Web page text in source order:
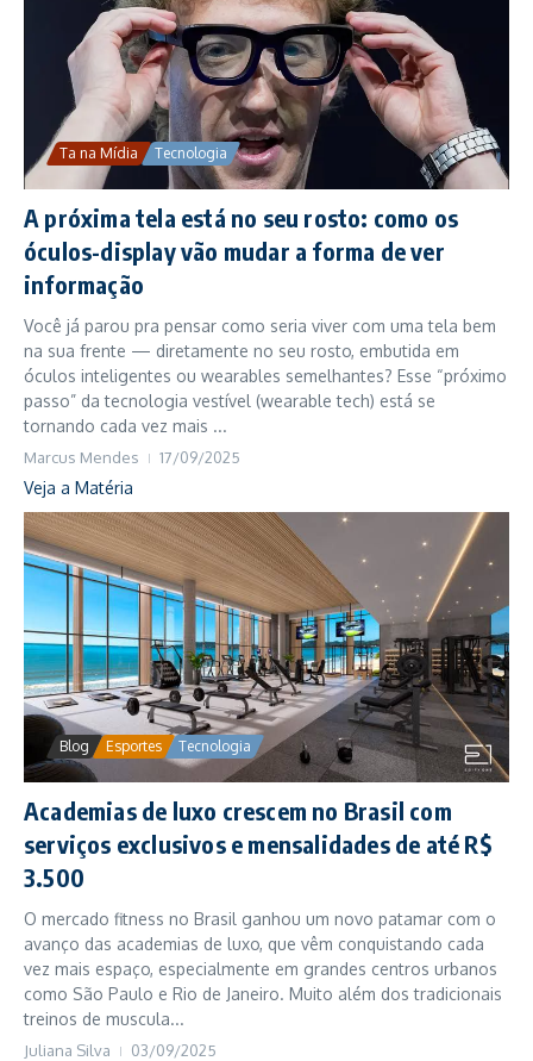
Ta na Mídia Tecnologia
A próxima tela está no seu rosto: como os
óculos-display vão mudar a forma de ver
informação
Você já parou pra pensar como seria viver com uma tela bem
na sua frente — diretamente no seu rosto, embutida em
óculos inteligentes ou wearables semelhantes? Esse “próximo
passo” da tecnologia vestível (wearable tech) está se
tornando cada vez mais ...
Marcus Mendes 17/09/2025
Veja a Matéria
Blog Esportes Tecnologia
Academias de luxo crescem no Brasil com
serviços exclusivos e mensalidades de até R$
3.500
O mercado fitness no Brasil ganhou um novo patamar com o
avanço das academias de luxo, que vêm conquistando cada
vez mais espaço, especialmente em grandes centros urbanos
como São Paulo e Rio de Janeiro. Muito além dos tradicionais
treinos de muscula...
Juliana Silva 03/09/2025